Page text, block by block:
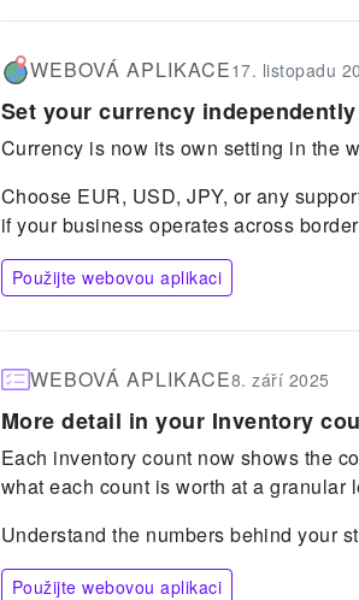
WEBOVÁ APLIKACE17. listopadu
Set your currency
Currency is now its own setting in the
Choose EUR, USD, JPY, or any
if your business operates across
Použijte webovou aplikaci
WEBOVÁ APLIKACE8. září 2025
More detail in your Inventory
Each inventory count now shows the
what each count is worth at a granular
Understand the numbers behind your
Použijte webovou aplikaci